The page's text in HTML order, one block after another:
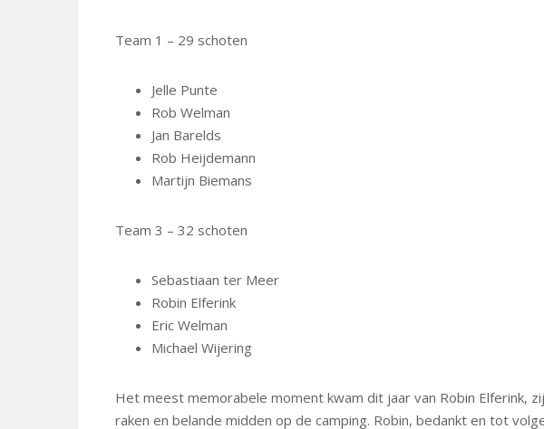
Team 1 – 29 schoten
Jelle Punte
Rob Welman
Jan Barelds
Rob Heijdemann
Martijn Biemans
Team 3 – 32 schoten
Sebastiaan ter Meer
Robin Elferink
Eric Welman
Michael Wijering
Het meest memorabele moment kwam dit jaar van Robin Elferink,
raken en belande midden op de camping. Robin, bedankt en tot